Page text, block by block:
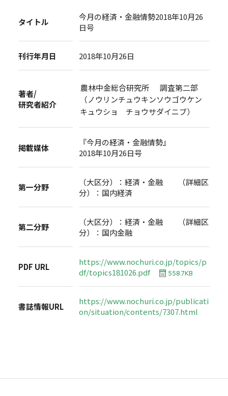
タイトル
今月の経済・金融情勢2018年10月26
日号
刊行年月日 2018年10月26日
著者/
研究者紹介
農林中金総合研究所 調査第二部
（ノウリンチュウキンソウゴウケン
キュウショ チョウサダイニブ）
掲載媒体
『今月の経済・金融情勢』
2018年10月26日号
第一分野
（大区分）：経済・金融 （詳細区
分）：国内経済
第二分野
（大区分）：経済・金融 （詳細区
分）：国内金融
PDF URL
https://www.nochuri.co.jp/topics/p
df/topics181026.pdf
558.7KB
書誌情報URL
https://www.nochuri.co.jp/publicati
on/situation/contents/7307.html